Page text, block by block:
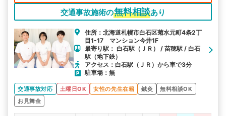
交通事故施術の無料相談あり
住所：北海道札幌市白石区菊水元町4条2丁
目1-17 マンション今井1F
最寄り駅： 白石駅（ＪＲ） / 苗穂駅 / 白石
駅（地下鉄）
アクセス：白石駅（ＪＲ）から車で3分
駐車場：無
交通事故対応 土曜日OK 女性の先生在籍 鍼灸
無料相談OK
お見舞金